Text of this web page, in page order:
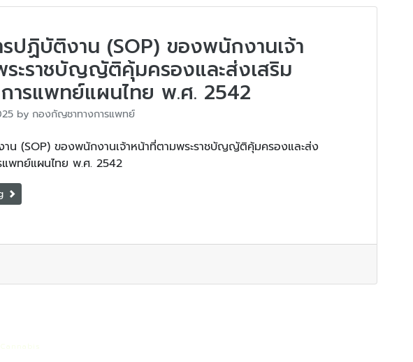
ปฏิบัติงาน (SOP) ของพนักงานเจ้า
ระราชบัญญัติคุ้มครองและส่งเสริม
รแพทย์แผนไทย พ.ศ. 2542
by กองกัญชาทางการแพทย์
น (SOP) ของพนักงานเจ้าหน้าที่ตามพระราชบัญญัติคุ้มครองและส่ง
พทย์แผนไทย พ.ศ. 2542